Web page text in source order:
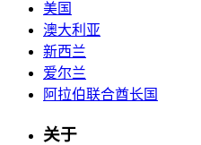
美国
澳大利亚
新西兰
爱尔兰
阿拉伯联合酋长国
关于